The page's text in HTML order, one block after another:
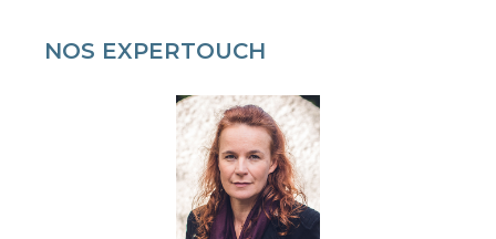
NOS EXPERTOUCH